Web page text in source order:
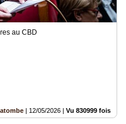
au CBD
| 12/05/2026 | Vu 830999 fois